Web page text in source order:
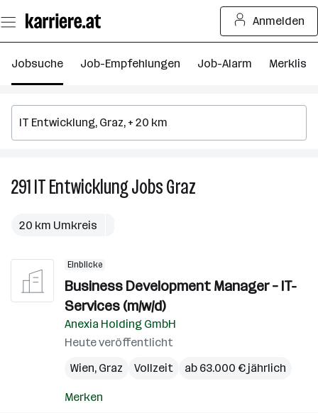
Seiteninhalt
springen
Anmelden
Jobsuche Job-Empfehlungen Job-Alarm Merkliste
291IT EntwicklungJobsGraz
20 km Umkreis
Einblicke
Business Development Manager – IT-
Services (m/w/d)
Anexia Holding GmbH
Heute veröffentlicht
Wien, Graz Vollzeit ab 63.000 € jährlich
Merken